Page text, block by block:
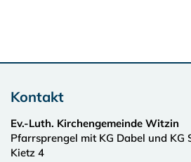
Kontakt
Ev.-Luth. Kirchengemeinde Witzin
Pfarrsprengel mit KG Dabel und KG
Kietz 4